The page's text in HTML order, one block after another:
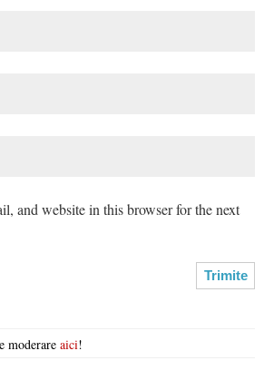
and website in this browser for the next
moderare aici!